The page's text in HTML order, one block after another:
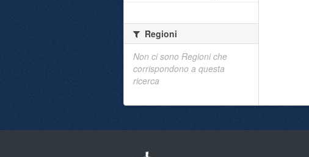
Regioni
Non ci sono Regioni che
corrispondono a questa
ricerca